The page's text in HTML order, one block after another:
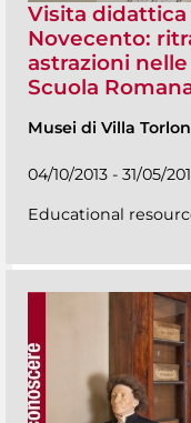
Visita didattica
Novecento:
astrazioni
Scuola
Musei di Villa
04/10/2013 - 31/05/
Educational